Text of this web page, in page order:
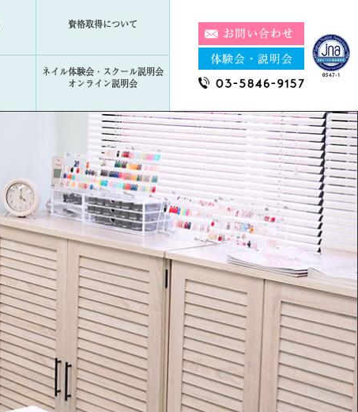
資格取得について
ネイル体験会・スクール説明会
オンライン説明会